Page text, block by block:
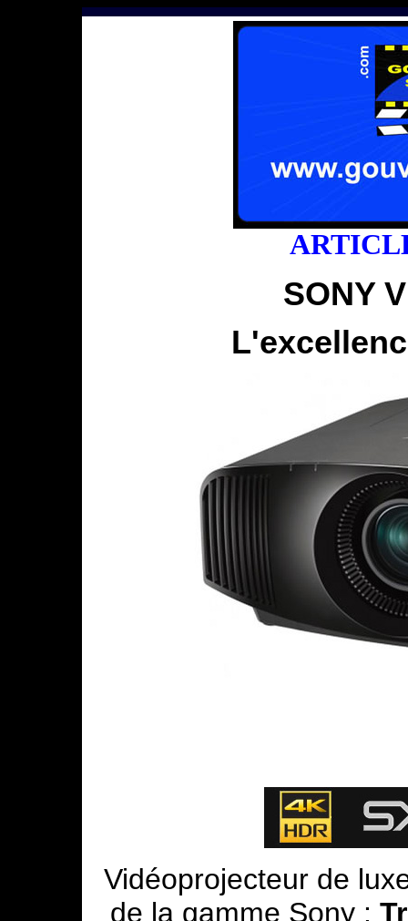
SONY
Vidéoprojecteur de
de la gamme Sony :